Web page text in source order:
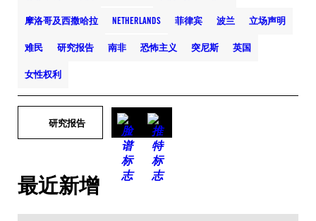
摩洛哥及西撒哈拉 NETHERLANDS 菲律宾 波兰 立场声明
难民 研究报告 南非 恐怖主义 突尼斯 英国
女性权利
研究报告
最近新增